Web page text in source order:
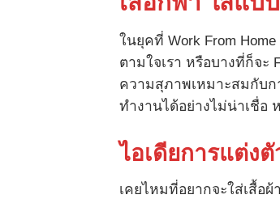
ในยุคที่ Work From
ตามใจเรา หรือบางที่ก็จะ
ความสุภาพเหมาะสมกับ
ทำงานได้อย่างไม่น่าเชื่อ
ไอเดียการแต่ง
เคยไหมที่อยากจะใส่เสื้อ